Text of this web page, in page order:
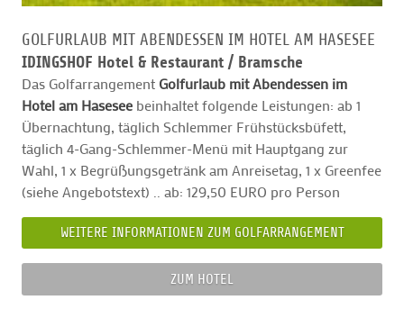
GOLFURLAUB MIT ABENDESSEN IM HOTEL AM HASESEE
IDINGSHOF Hotel & Restaurant / Bramsche
Das Golfarrangement Golfurlaub mit Abendessen im
Hotel am Hasesee beinhaltet folgende Leistungen: ab 1
Übernachtung, täglich Schlemmer Frühstücksbüfett,
täglich 4-Gang-Schlemmer-Menü mit Hauptgang zur
Wahl, 1 x Begrüßungsgetränk am Anreisetag, 1 x Greenfee
(siehe Angebotstext) .. ab: 129,50 EURO pro Person
WEITERE INFORMATIONEN ZUM GOLFARRANGEMENT
ZUM HOTEL